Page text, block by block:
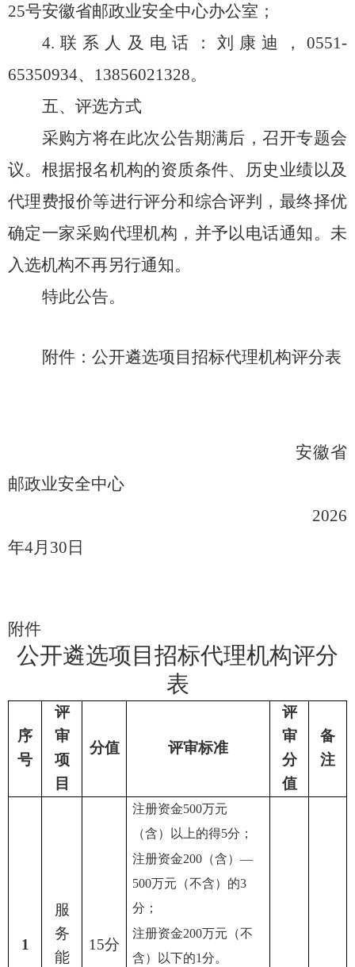
25号安徽省邮政业安全中心办公室；
4.联系人及电话： 刘康迪 ，0551-
65350934、13856021328。
五、评选方式
采购方将在此次公告期满后，召开专题会
议。根据报名机构的资质条件、历史业绩以及
代理费报价等进行评分和综合评判，最终择优
确定一家采购代理机构，并予以电话通知。未
入选机构不再另行通知。
特此公告。
附件：公开遴选项目招标代理机构评分表
安徽省
邮政业安全中心
2026
年4月 30 日
附件
公开遴选项目招标代理机构评分
表
序
号
评
审
项
目
分值 评审标准
评
审
分
值
备
注
1
服
务
能
15分
注册资金500万元
（含）以上的得5分；
注册资金200（含）—
500万元（不含）的3
分；
注册资金200万元（不
含）以下的1分。